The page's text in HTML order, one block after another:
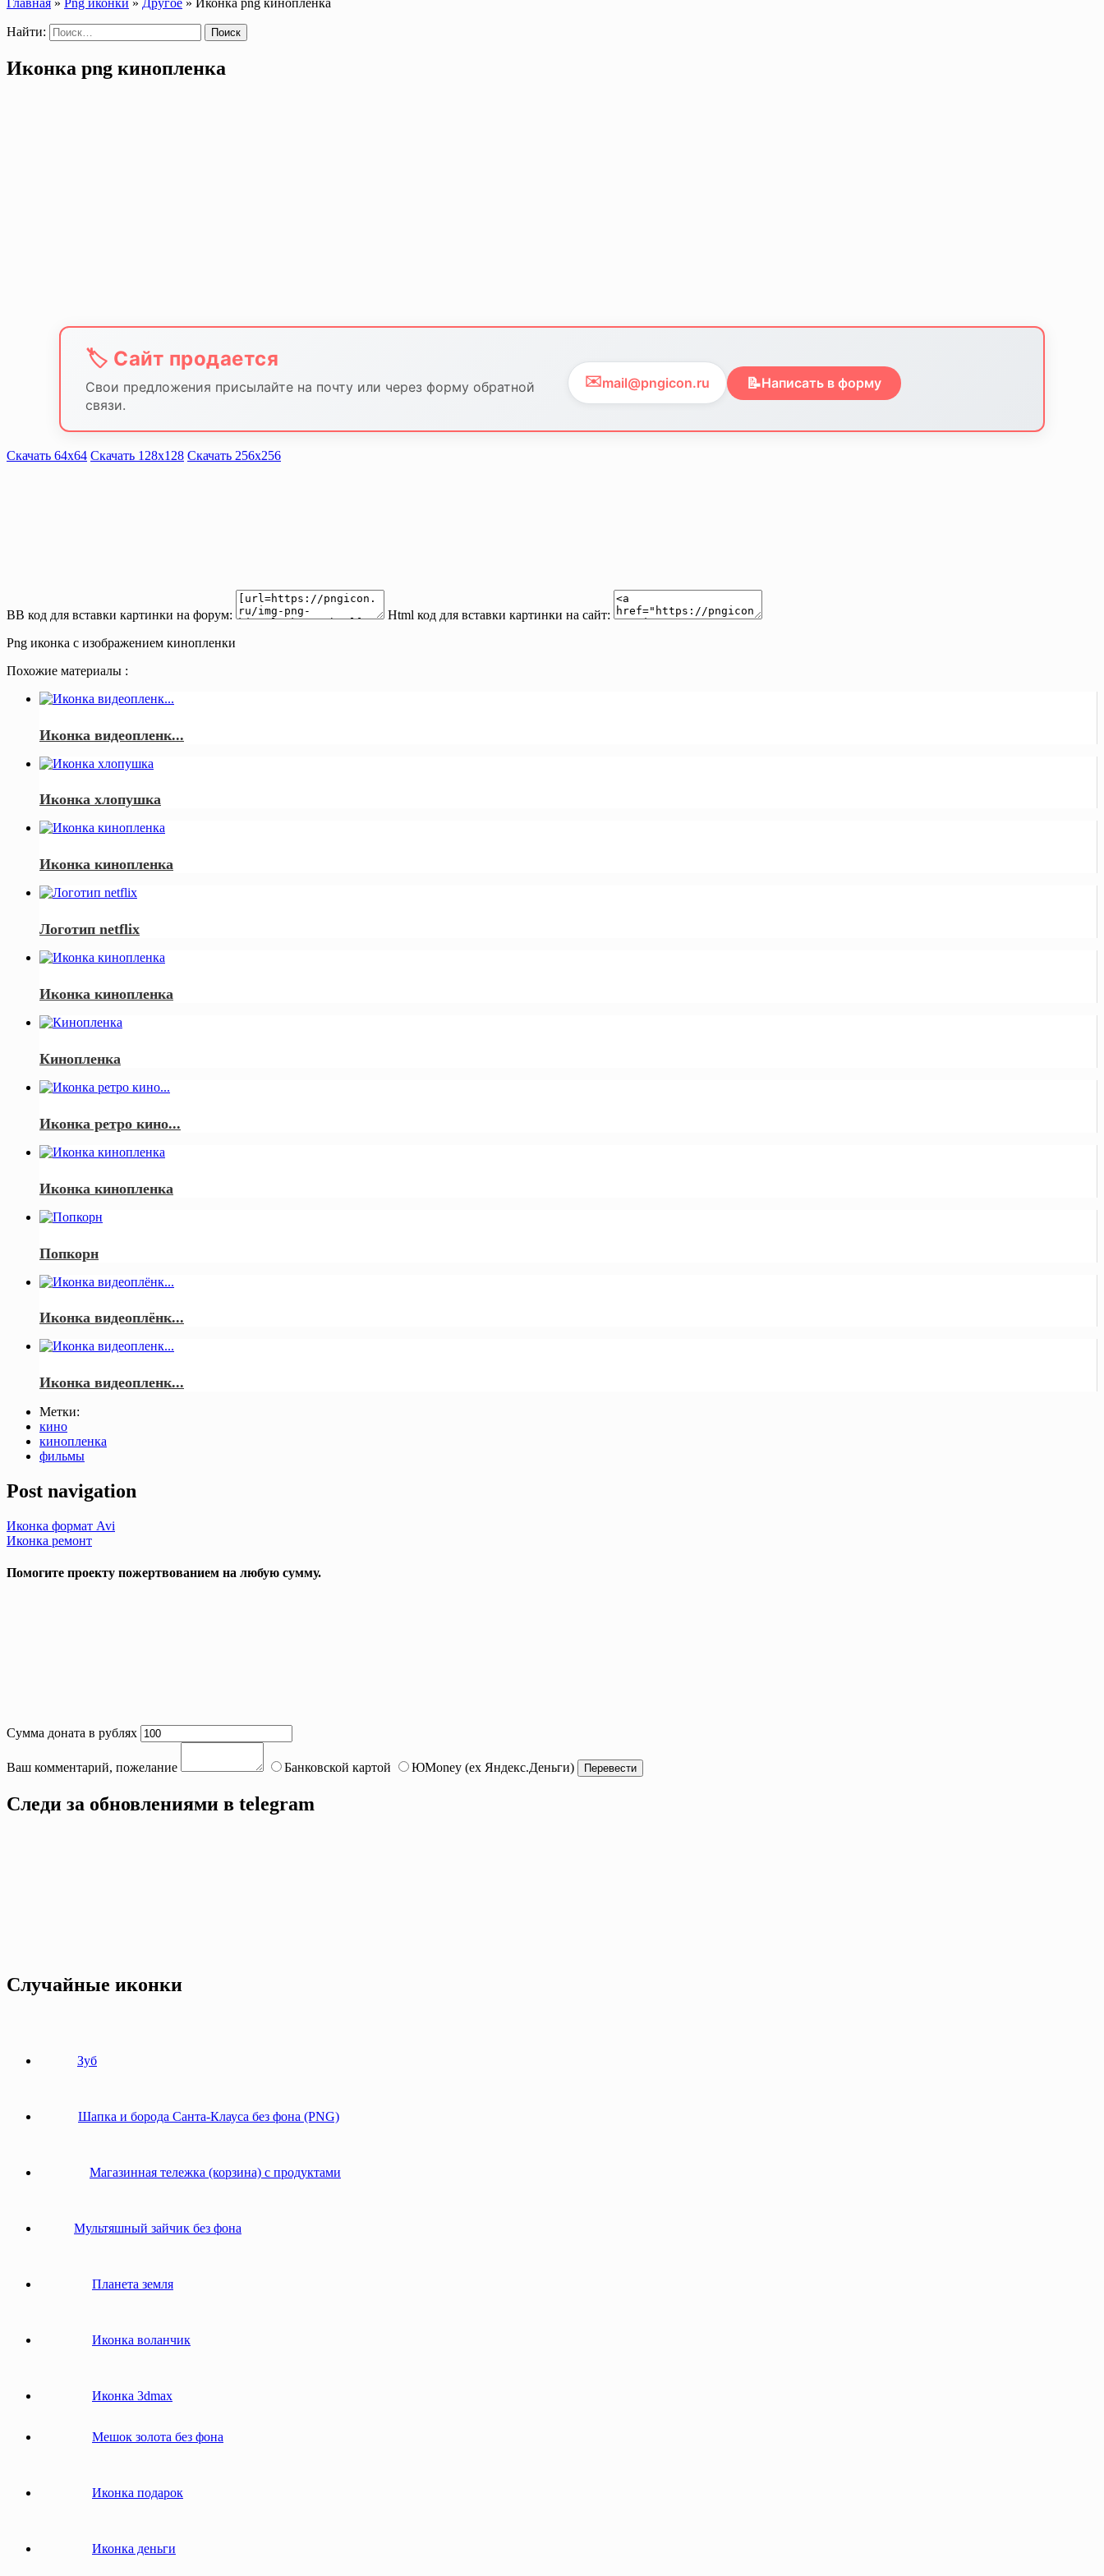
Найти:
Иконка png кинопленка
🏷️ Сайт продается
Свои предложения присылайте на почту или через форму обратной
связи.
✉️mail@pngicon.ru 📝Написать в форму
Скачать 64х64 Скачать 128х128 Скачать 256х256
BB код для вставки картинки на форум:
Html код для вставки картинки на сайт:
Png иконка с изображением кинопленки
Похожие материалы :
Иконка видеопленк...
Иконка хлопушка
Иконка кинопленка
Логотип netflix
Иконка кинопленка
Кинопленка
Иконка ретро кино...
Иконка кинопленка
Попкорн
Иконка видеоплёнк...
Иконка видеопленк...
Метки:
кино
кинопленка
фильмы
Post navigation
Иконка формат Avi
Иконка ремонт
Помогите проекту пожертвованием на любую сумму.
Сумма доната в рублях
Ваш комментарий, пожелание Банковской картой ЮMoney (ex Яндекс.Деньги)
Следи за обновлениями в telegram
Случайные иконки
Зуб
Шапка и борода Санта-Клауса без фона (PNG)
Магазинная тележка (корзина) с продуктами
Мультяшный зайчик без фона
Планета земля
Иконка воланчик
Иконка 3dmax
Мешок золота без фона
Иконка подарок
Иконка деньги